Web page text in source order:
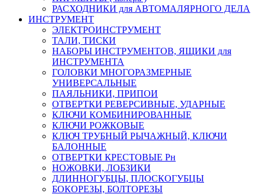
РАСХОДНИКИ для АВТОМАЛЯРНОГО ДЕЛА
ИНСТРУМЕНТ
ЭЛЕКТРОИНСТРУМЕНТ
ТАЛИ, ТИСКИ
НАБОРЫ ИНСТРУМЕНТОВ, ЯЩИКИ для
ИНСТРУМЕНТА
ГОЛОВКИ МНОГОРАЗМЕРНЫЕ
УНИВЕРСАЛЬНЫЕ
ПАЯЛЬНИКИ, ПРИПОИ
ОТВЕРТКИ РЕВЕРСИВНЫЕ, УДАРНЫЕ
КЛЮЧИ КОМБИНИРОВАННЫЕ
КЛЮЧИ РОЖКОВЫЕ
КЛЮЧ ТРУБНЫЙ РЫЧАЖНЫЙ, КЛЮЧИ
БАЛОННЫЕ
ОТВЕРТКИ КРЕСТОВЫЕ Рн
НОЖОВКИ, ЛОБЗИКИ
ДЛИННОГУБЦЫ, ПЛОСКОГУБЦЫ
БОКОРЕЗЫ, БОЛТОРЕЗЫ